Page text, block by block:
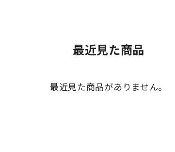
最近見た商品
最近見た商品がありません。